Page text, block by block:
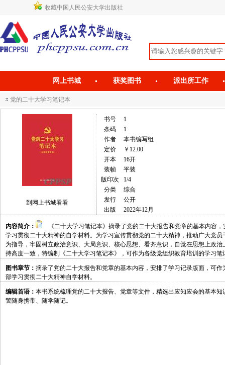
收藏中国人民公安大学出版社
网上书城 获奖图书 派出所工作
党的二十大学习笔记本
到网上书城看看
书号
1
条码
1
作者
本书编写组
定价
￥12.00
开本
16开
装帧
平装
版印次
1/4
分类
综合
发行
公开
出版
2022年12月
内容简介：
《二十大学习笔记本》摘录了党的二十大报告和党章的基本内容
学习贯彻二十大精神的自学材料。为学习宣传贯彻党的二十大精神，推动广大党
为指导，牢固树立政治意识、大局意识、核心思想、看齐意识，自觉在思想上政
持高度一致，特编制《二十大学习笔记本》，可作为各级党组织教育培训的学习
图书章节： 摘录了党的二十大报告和党章的基本内容，安排了学习记录版面，可
部学习贯彻二十大精神自学材料。
编辑首语： 本书系统梳理党的二十大报告、党章等文件，精选出应知应会的基本
警随身携带、随学随记。